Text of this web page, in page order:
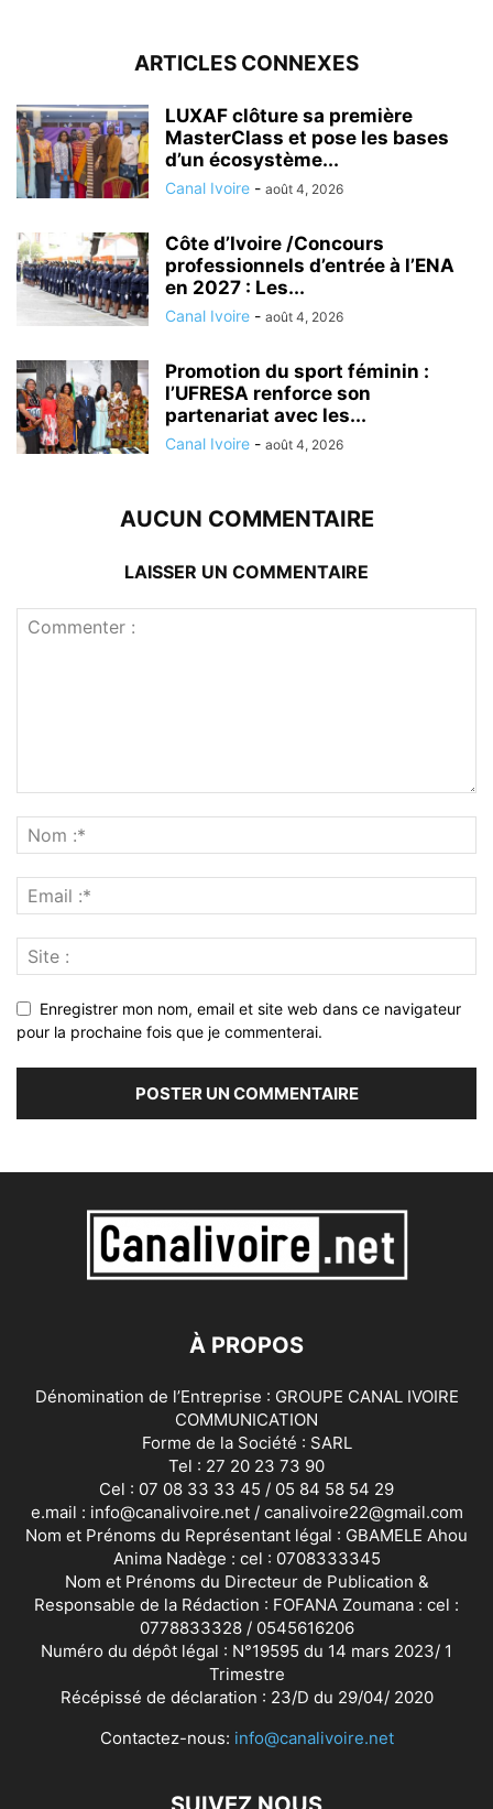
ARTICLES CONNEXES
LUXAF clôture sa première
MasterClass et pose les bases
d’un écosystème...
Canal Ivoire - août 4, 2026
Côte d’Ivoire /Concours
professionnels d’entrée à l’ENA
en 2027 : Les...
Canal Ivoire - août 4, 2026
Promotion du sport féminin :
l’UFRESA renforce son
partenariat avec les...
Canal Ivoire - août 4, 2026
AUCUN COMMENTAIRE
LAISSER UN COMMENTAIRE
Enregistrer mon nom, email et site web dans ce navigateur
pour la prochaine fois que je commenterai.
À PROPOS
Dénomination de l’Entreprise : GROUPE CANAL IVOIRE
COMMUNICATION
Forme de la Société : SARL
Tel : 27 20 23 73 90
Cel : 07 08 33 33 45 / 05 84 58 54 29
e.mail : info@canalivoire.net / canalivoire22@gmail.com
Nom et Prénoms du Représentant légal : GBAMELE Ahou
Anima Nadège : cel : 0708333345
Nom et Prénoms du Directeur de Publication &
Responsable de la Rédaction : FOFANA Zoumana : cel :
0778833328 / 0545616206
Numéro du dépôt légal : N°19595 du 14 mars 2023/ 1
Trimestre
Récépissé de déclaration : 23/D du 29/04/ 2020
Contactez-nous: info@canalivoire.net